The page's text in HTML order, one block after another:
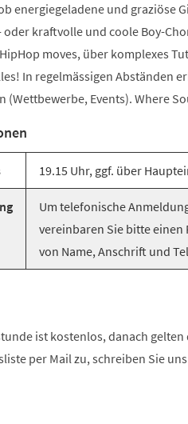
energiegeladene und graziöse
oder kraftvolle und coole Boy-
moves, über komplexes
In regelmässigen Abständen
(Wettbewerbe, Events). Where
19.15 Uhr, ggf. über
Um telefonische
vereinbaren Sie bitte
von Name, Anschrift und
ist kostenlos, danach
per Mail zu, schreiben Sie